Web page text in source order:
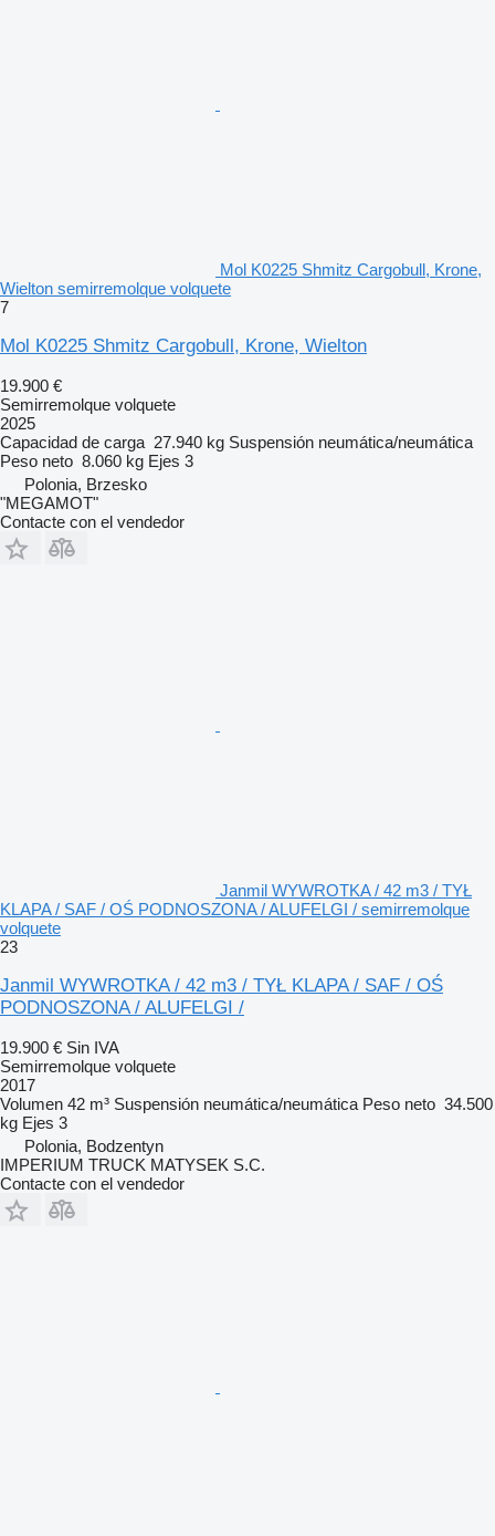
Mol K0225 Shmitz Cargobull, Krone,
Wielton semirremolque volquete
7
Mol K0225 Shmitz Cargobull, Krone, Wielton
19.900 €
Semirremolque volquete
2025
Capacidad de carga 27.940 kg Suspensión neumática/neumática
Peso neto 8.060 kg Ejes 3
Polonia, Brzesko
"MEGAMOT"
Contacte con el vendedor
Janmil WYWROTKA / 42 m3 / TYŁ
KLAPA / SAF / OŚ PODNOSZONA / ALUFELGI / semirremolque
volquete
23
Janmil WYWROTKA / 42 m3 / TYŁ KLAPA / SAF / OŚ
PODNOSZONA / ALUFELGI /
19.900 € Sin IVA
Semirremolque volquete
2017
Volumen 42 m³ Suspensión neumática/neumática Peso neto 34.500
kg Ejes 3
Polonia, Bodzentyn
IMPERIUM TRUCK MATYSEK S.C.
Contacte con el vendedor